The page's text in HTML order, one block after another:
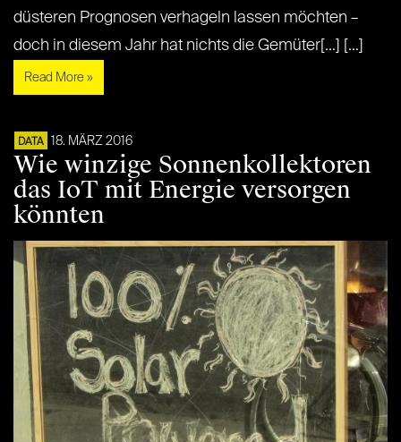
düsteren Prognosen verhageln lassen möchten –
doch in diesem Jahr hat nichts die Gemüter[...] [...]
Read More »
DATA 18. MÄRZ 2016
Wie winzige Sonnenkollektoren
das IoT mit Energie versorgen
könnten